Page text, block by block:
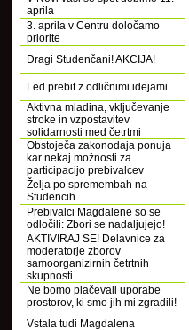
aprila
3. aprila v Centru določamo
priorite
Dragi Studenčani! AKCIJA!
Led prebit z odličnimi idejami
Aktivna mladina, vključevanje
stroke in vzpostavitev
solidarnosti med četrtmi
Obstoječa zakonodaja ponuja
kar nekaj možnosti za
participacijo prebivalcev
Želja po spremembah na
Studencih
Prebivalci Magdalene so se
odločili: Zbori se nadaljujejo!
AKTIVIRAJ SE! Delavnice za
moderatorje zborov
samoorganizirnih četrtnih
skupnosti
Ne bomo plačevali uporabe
prostorov, ki smo jih mi zgradili!
Vstala tudi Magdalena